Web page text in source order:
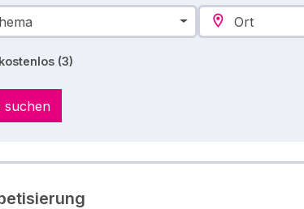
Ort
kostenlos (3)
suchen